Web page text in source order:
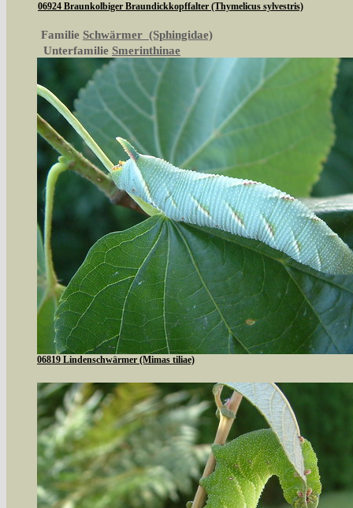
06924 Braunkolbiger Braundickkopffalter (Thymelicus sylvestris)
Familie Schwärmer (Sphingidae)
Unterfamilie Smerinthinae
06819 Lindenschwärmer (Mimas tiliae)